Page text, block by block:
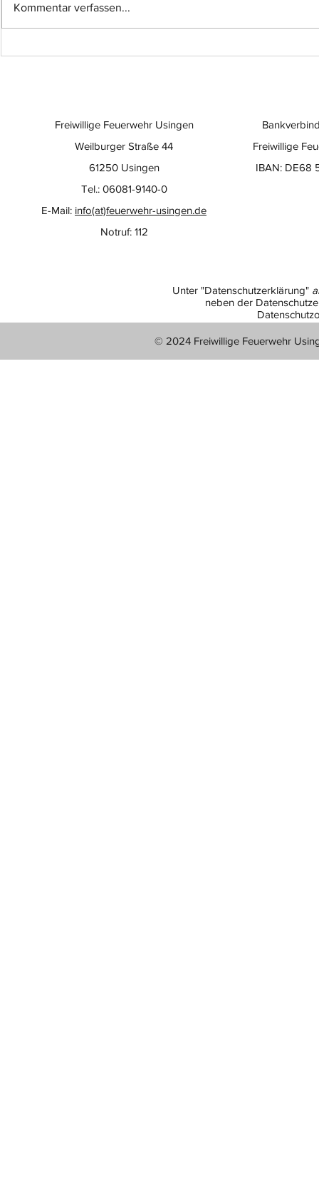
Einsatz-Nr.: 057
Kommentar verfassen...
Freiwillige
IBAN: DE68
Freiwillige Feuerwehr Usingen
Weilburger Straße 44
61250 Usingen
Tel.: 06081-9140-0
E-Mail: info(at)feuerwehr-usingen.de
Notruf: 112
Unter "Datenschutzerklärung"
neben der
© 2024 Freiwillige Feuerwehr